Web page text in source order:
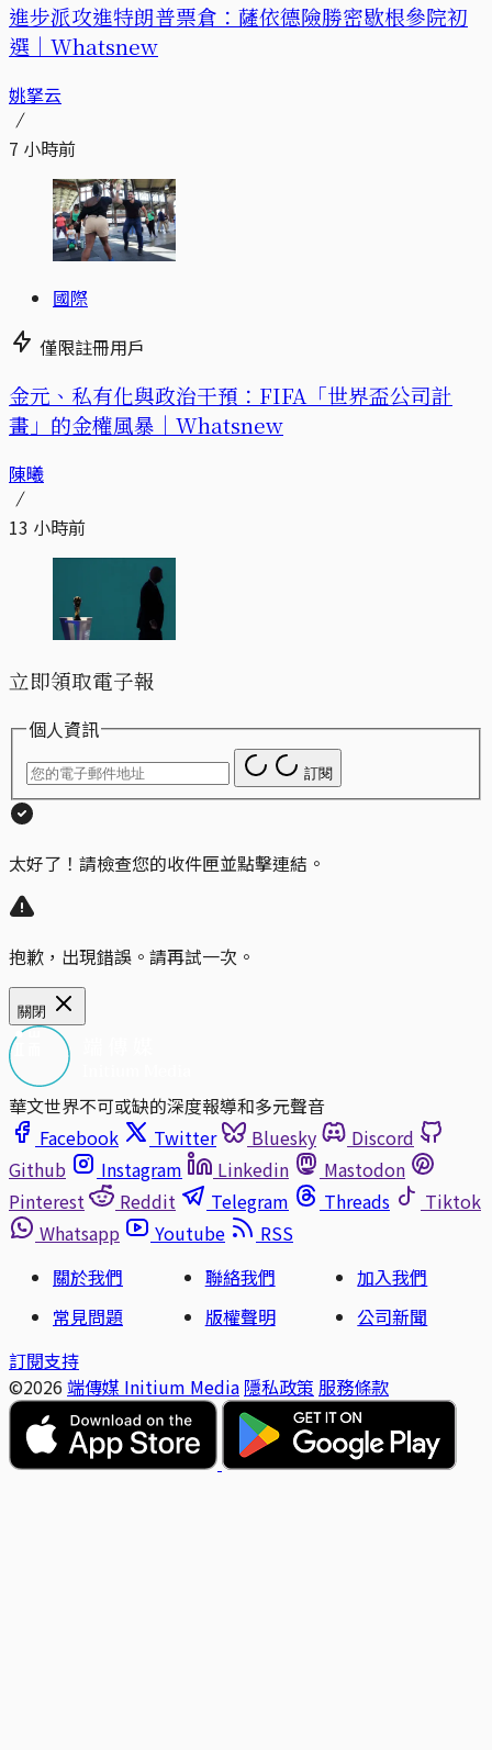
進步派攻進特朗普票倉：薩依德險勝密歇根參院初
選｜Whatsnew
姚拏云
7 小時前
國際
僅限註冊用戶
金元、私有化與政治干預：FIFA「世界盃公司計
畫」的金權風暴｜Whatsnew
陳曦
13 小時前
立即領取電子報
個人資訊
訂閱
太好了！請檢查您的收件匣並點擊連結。
抱歉，出現錯誤。請再試一次。
關閉
華文世界不可或缺的深度報導和多元聲音
Facebook
Twitter Bluesky
Discord
Github
Instagram Linkedin
Mastodon
Pinterest
Reddit Telegram Threads
Tiktok
Whatsapp
Youtube
RSS
關於我們
聯絡我們
加入我們
常見問題
版權聲明
公司新聞
訂閱支持
©2026 端傳媒 Initium Media 隱私政策 服務條款